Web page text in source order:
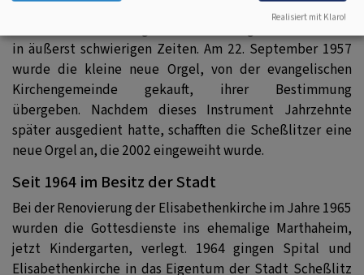
gehalten, fanden Konfirmationen, Taufen und Trauungen
in äußerst schwierigen Zeiten. Am 22. September 1957
wurde die kleine neue Orgel, von der evangelischen
Kirchengemeinde gekauft, ihrer Bestimmung
übergeben. Nachdem dieses Instrument Jahrzehnte
später ausgedient hatte, schafften die Scheßlitzer eine
neue Orgel an, die 2002 eingeweiht wurde.
Seit 1964 im Besitz der Stadt
Bei der Renovierung der Elisabethenkirche im Jahre 1965
wurden die Gottesdienste ins ehemalige Marthaheim,
jetzt Kindergarten, verlegt. 1964 gingen Spital und
Elisabethenkirche in das Eigentum der Stadt Scheßlitz
Realisiert mit Klaro!